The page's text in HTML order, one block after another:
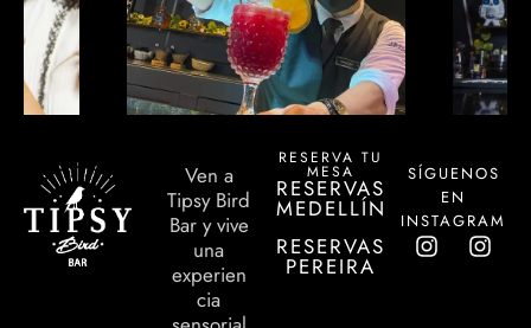
Ven a
Tipsy Bird
Bar y vive
una
experien
cia
RESERVA TU
MESA
RESERVAS
MEDELLÍN
RESERVAS
PEREIRA
SÍGUENOS
EN
INSTAGRAM